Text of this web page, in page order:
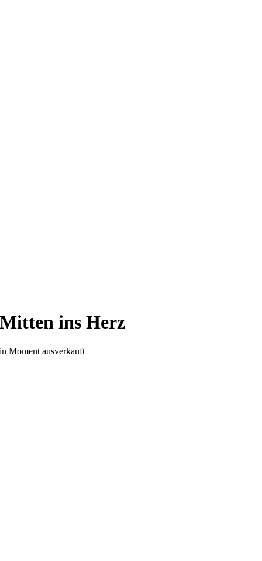
Mitten ins Herz
in Moment ausverkauft